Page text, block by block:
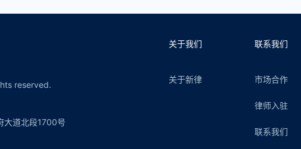
reserved.
大道北段1700号
关于我们
关于新律
联系我们
市场合作
律师入驻
联系我们